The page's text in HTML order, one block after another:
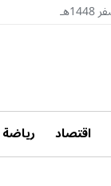
اقتصاد رياضة